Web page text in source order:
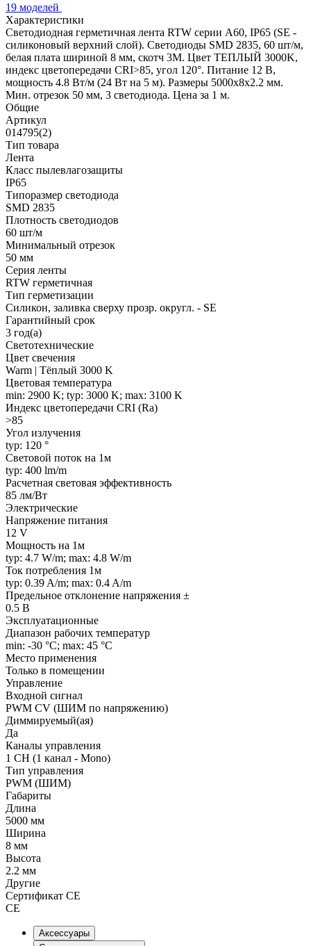
19 моделей
Характеристики
Светодиодная герметичная лента RTW серии A60, IP65 (SE -
силиконовый верхний слой). Светодиоды SMD 2835, 60 шт/м,
белая плата шириной 8 мм, скотч 3M. Цвет ТЕПЛЫЙ 3000K,
индекс цветопередачи CRI>85, угол 120°. Питание 12 В,
мощность 4.8 Вт/м (24 Вт на 5 м). Размеры 5000x8x2.2 мм.
Мин. отрезок 50 мм, 3 светодиода. Цена за 1 м.
Общие
Артикул
014795(2)
Тип товара
Лента
Класс пылевлагозащиты
IP65
Типоразмер светодиода
SMD 2835
Плотность светодиодов
60 шт/м
Минимальный отрезок
50 мм
Серия ленты
RTW герметичная
Тип герметизации
Силикон, заливка сверху прозр. округл. - SE
Гарантийный срок
3 год(а)
Светотехнические
Цвет свечения
Warm | Тёплый 3000 K
Цветовая температура
min: 2900 K; typ: 3000 K; max: 3100 K
Индекс цветопередачи CRI (Ra)
>85
Угол излучения
typ: 120 °
Световой поток на 1м
typ: 400 lm/m
Расчетная световая эффективность
85 лм/Вт
Электрические
Напряжение питания
12 V
Мощность на 1м
typ: 4.7 W/m; max: 4.8 W/m
Ток потребления 1м
typ: 0.39 A/m; max: 0.4 A/m
Предельное отклонение напряжения ±
0.5 В
Эксплуатационные
Диапазон рабочих температур
min: -30 °C; max: 45 °C
Место применения
Только в помещении
Управление
Входной сигнал
PWM СV (ШИМ по напряжению)
Диммируемый(ая)
Да
Каналы управления
1 CH (1 канал - Mono)
Тип управления
PWM (ШИМ)
Габариты
Длина
5000 мм
Ширина
8 мм
Высота
2.2 мм
Другие
Сертификат CE
CE
Аксессуары